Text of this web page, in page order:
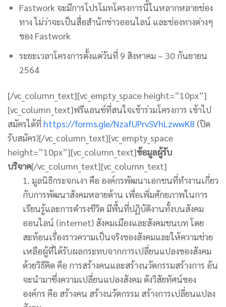
Fastwork จะมีการโปรโมทโครงการนี้ในหลากหลายช่อง
ทาง ไม่ว่าจะเป็นสื่อสำนักข่าวออนไลน์ และช่องทางต่างๆ
ของ Fastwork
ระยะเวลาโครงการตั้งแต่วันที่ 9 สิงหาคม – 30 กันยายน
2564
[/vc_column_text][vc_empty_space height=”10px”]
[vc_column_text]ฟรีแลนซ์ที่สนใจเข้าร่วมโครงการ เข้าไป
สมัครได้ที่ https://forms.gle/NzafUPrvSVhLzwwK8 (ปิด
รับสมัคร)[/vc_column_text][vc_empty_space
height=”10px”][vc_column_text]ข้อมูลผู้รับ
บริจาค[/vc_column_text][vc_column_text]
1. มูลนิธิกระจกเงา คือ องค์กรพัฒนาเอกชนที่ทำงานเกี่ยว
กับการพัฒนาสังคมหลายด้าน เพื่อเพิ่มศักยภาพในการ
เรียนรู้และการดำรงชีวิต มีพื้นที่ปฏิบัติงานทั้งบนสังคม
ออนไลน์ (internet) สังคมเมืองและสังคมชนบท โดย
สะท้อนเรื่องราวความเป็นจริงของสังคมและให้ความช่วย
เหลือผู้ที่ได้รับผลกระทบจากการเปลี่ยนแปลงของสังคม
ด้วยวิธีคิด คือ การสร้างคนและสร้างนวัตกรรมสร้างการ อัน
จะนำมาซึ่งความเปลี่ยนแปลงสังคม ดังวิสัยทัศน์ของ
องค์กร คือ สร้างคน สร้างนวัตกรรม สร้างการเปลี่ยนแปลง